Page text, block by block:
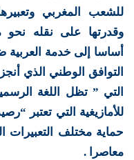
للشعب المغربي
وقدرتها على نقله نحو
أساسا إلى خدمة
التوافق الوطني الذي
التي ” تظل اللغة
للأمازيغية التي تعتبر
حماية مختلف التعبيرات
معاصرا .